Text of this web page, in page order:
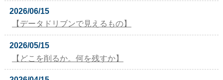
2026/06/15
【データドリブンで見えるもの】
2026/05/15
【どこを削るか。何を残すか】